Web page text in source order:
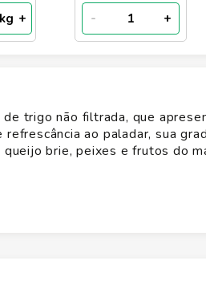
kg + - +
trigo não filtrada, que
ao paladar, sua
brie, peixes e frutos do